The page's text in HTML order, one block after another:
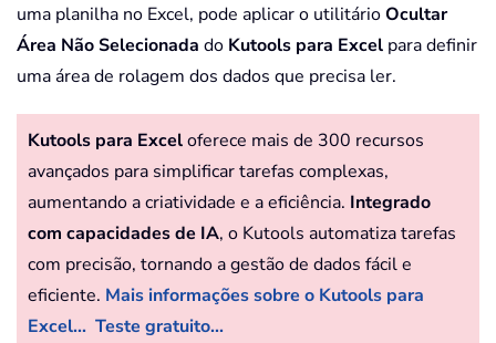
uma planilha no Excel, pode aplicar o utilitárioOcultar
Área Não Selecionada do Kutools para Excel para definir
uma área de rolagem dos dados que precisa ler.
Kutools para Exceloferece mais de 300 recursos
avançados para simplificar tarefas complexas,
aumentando a criatividade e a eficiência. Integrado
com capacidades de IA, o Kutools automatiza tarefas
com precisão, tornando a gestão de dados fácil e
eficiente. Mais informações sobre o Kutools para
Excel... Teste gratuito...